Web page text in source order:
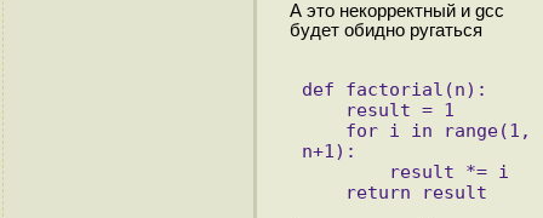
А это некорректный и gcc
будет обидно ругаться
def factorial(n):
result = 1
for i in range(1,
n+1):
result *= i
return result